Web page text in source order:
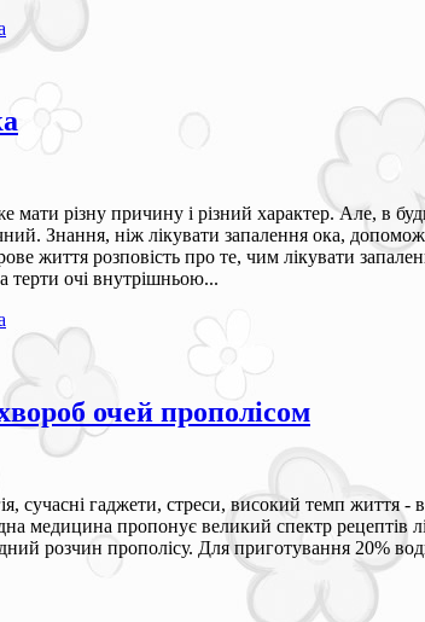
мати різну причину і різний характер. Але, в
Знання, ніж лікувати запалення ока,
життя розповість про те, чим лікувати
терти очі внутрішньою...
очей прополісом
сучасні гаджети, стреси, високий темп життя
медицина пропонує великий спектр рецептів
розчин прополісу. Для приготування 20%